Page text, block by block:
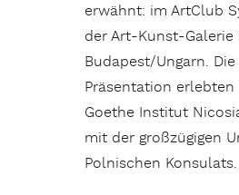
erwähnt: im ArtClub
der Art-Kunst-Galerie
Budapest/Ungarn.
Präsentation
Goethe Institut
mit der großzügigen
Polnischen Konsulats.